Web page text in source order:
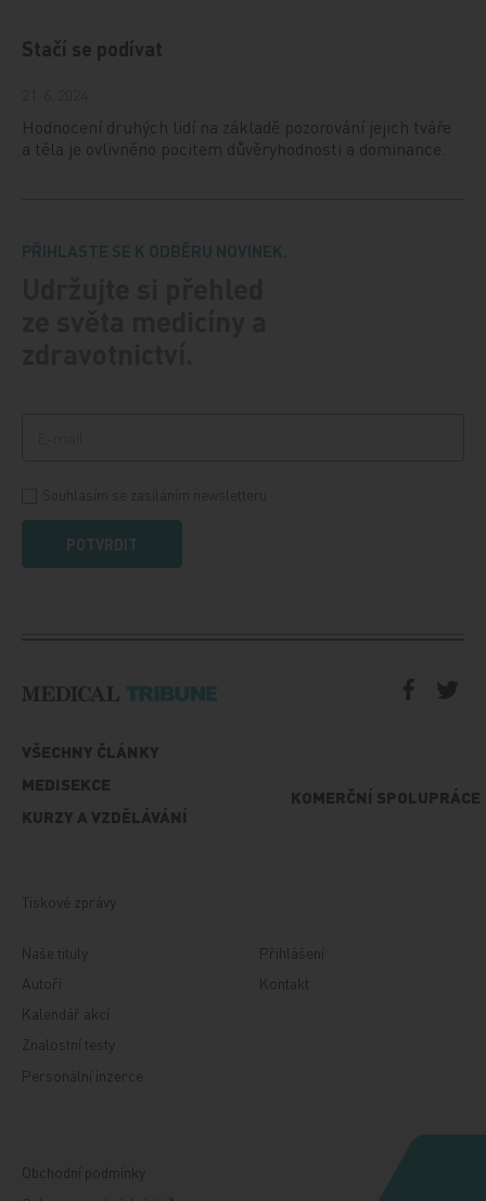
Stačí se podívat
Hodnocení druhých lidí na základě pozorování jejich tváře
a těla je ovlivněno pocitem důvěryhodnosti a dominance.
PŘIHLASTE SE K ODBĚRU NOVINEK.
POTVRDIT
VŠECHNY ČLÁNKY
MEDISEKCE
KURZY A VZDĚLÁVÁNÍ
KOMERČNÍ SPOLUPRÁCE
Tiskové zprávy
Naše tituly
Autoři
Kalendář akcí
Znalostní testy
Personální inzerce
Přihlášení
Kontakt
Obchodní podmínky